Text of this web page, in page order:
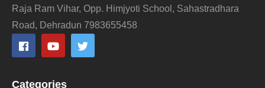
Raja Ram Vihar, Opp. Himjyoti School, Sahastradhara
Road, Dehradun 7983655458
Categories